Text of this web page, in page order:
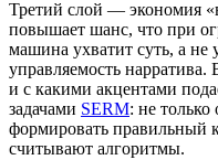
Третий слой — экономия
повышает шанс, что при
машина ухватит суть, а не
управляемость
и с какими акцентами
задачами SERM: не только
формировать правильный
считывают алгоритмы.